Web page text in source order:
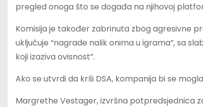
pregled onoga što se događa na njihovoj
Komisija je također zabrinuta zbog agresivne
uključuje “nagrade nalik onima u igrama”, sa
koji izaziva ovisnost”.
Ako se utvrdi da krši DSA, kompanija bi se
Margrethe Vestager, izvršna potpredsjednica